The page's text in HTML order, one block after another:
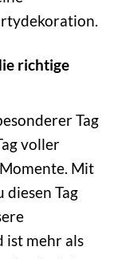
richtige
Tag
voller
Mit
Tag
ist mehr als